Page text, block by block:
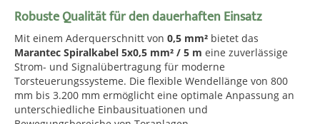
Robuste Qualität für den dauerhaften Einsatz
Mit einem Aderquerschnitt von 0,5 mm² bietet das
Marantec Spiralkabel 5x0,5 mm² / 5 m eine zuverlässige
Strom- und Signalübertragung für moderne
Torsteuerungssysteme. Die flexible Wendellänge von 800
mm bis 3.200 mm ermöglicht eine optimale Anpassung an
unterschiedliche Einbausituationen und